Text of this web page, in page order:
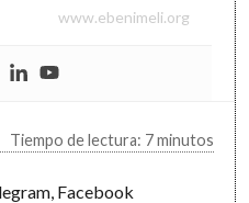
www.ebenimeli.org
Tiempo de lectura: 7 minutos
Facebook